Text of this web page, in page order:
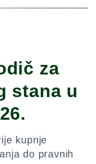
za
stana u
kupnje
do pravnih